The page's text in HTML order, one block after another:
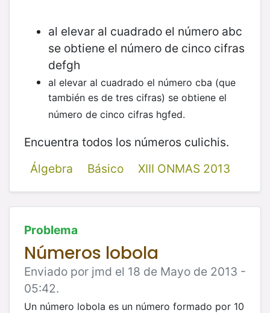
al elevar al cuadrado el número abc
se obtiene el número de cinco cifras
defgh
al elevar al cuadrado el número cba (que
también es de tres cifras) se obtiene el
número de cinco cifras hgfed.
​Encuentra todos los números culichis.
Álgebra
Básico XIII ONMAS 2013
Problema
Números lobola
Enviado por jmd el 18 de Mayo de 2013 -
05:42.
Un número lobola es un número formado por 10